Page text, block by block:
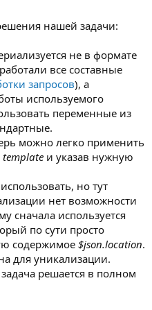
нашей задачи:
не в формате
все составные
запросов), а
используемого
переменные из
можно легко применить
template и указав нужную
но тут
нет возможности
сначала используется
по сути просто
содержимое$json.location.
для уникализации.
решается в полном